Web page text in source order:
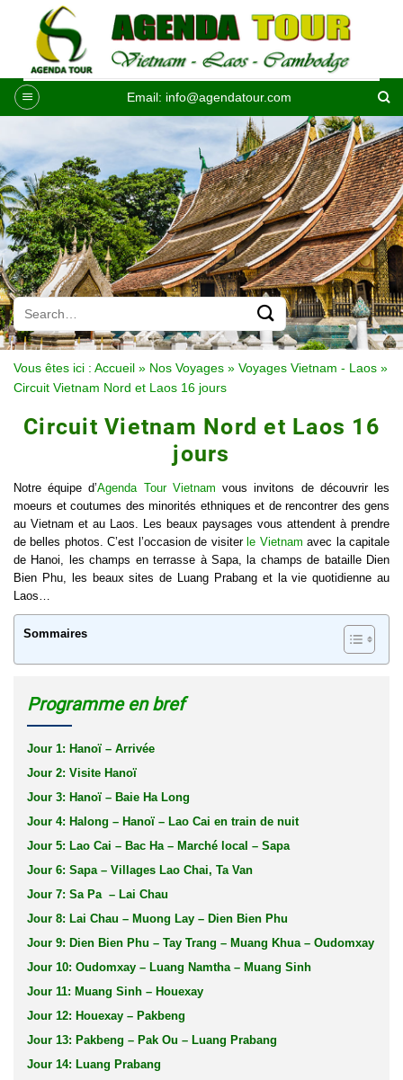
contenu
Email: info@agendatour.com
Vous êtes ici : Accueil » Nos Voyages » Voyages Vietnam - Laos »
Circuit Vietnam Nord et Laos 16 jours
Circuit Vietnam Nord et Laos 16
jours
Notre équipe d’Agenda Tour Vietnam vous invitons de découvrir les
moeurs et coutumes des minorités ethniques et de rencontrer des gens
au Vietnam et au Laos. Les beaux paysages vous attendent à prendre
de belles photos. C’est l’occasion de visiterle Vietnam avec la capitale
de Hanoi, les champs en terrasse à Sapa, la champs de bataille Dien
Bien Phu, les beaux sites de Luang Prabang et la vie quotidienne au
Laos…
Sommaires
Programme en bref
Jour 1: Hanoï – Arrivée
Jour 2: Visite Hanoï
Jour 3: Hanoï – Baie Ha Long
Jour 4: Halong – Hanoï – Lao Cai en train de nuit
Jour 5: Lao Cai – Bac Ha – Marché local – Sapa
Jour 6: Sapa – Villages Lao Chai, Ta Van
Jour 7: Sa Pa – Lai Chau
Jour 8: Lai Chau – Muong Lay – Dien Bien Phu
Jour 9: Dien Bien Phu – Tay Trang – Muang Khua – Oudomxay
Jour 10: Oudomxay – Luang Namtha – Muang Sinh
Jour 11: Muang Sinh – Houexay
Jour 12: Houexay – Pakbeng
Jour 13: Pakbeng – Pak Ou – Luang Prabang
Jour 14: Luang Prabang